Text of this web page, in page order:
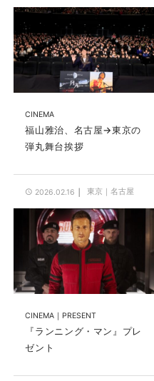
CINEMA
福山雅治、名古屋→東京の
弾丸舞台挨拶
2026.02.16 東京 名古屋
CINEMA PRESENT
『ランニング・マン』プレ
ゼント